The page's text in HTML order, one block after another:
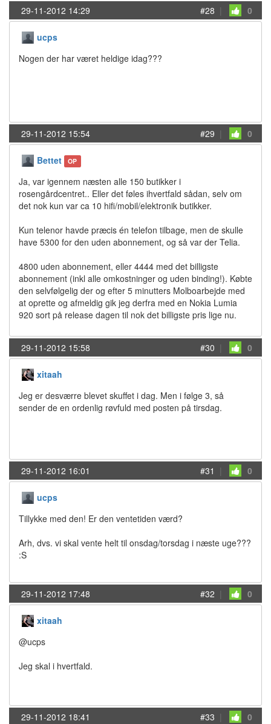
29-11-2012 14:29 #28 | 0
ucps
Nogen der har været heldige idag???
29-11-2012 15:54 #29 | 0
Bettet OP
Ja, var igennem næsten alle 150 butikker i
rosengårdcentret.. Eller det føles ihvertfald sådan, selv om
det nok kun var ca 10 hifi/mobil/elektronik butikker.
Kun telenor havde præcis én telefon tilbage, men de skulle
have 5300 for den uden abonnement, og så var der Telia.
4800 uden abonnement, eller 4444 med det billigste
abonnement (inkl alle omkostninger og uden binding!). Købte
den selvfølgelig der og efter 5 minutters Molboarbejde med
at oprette og afmeldig gik jeg derfra med en Nokia Lumia
920 sort på release dagen til nok det billigste pris lige nu.
29-11-2012 15:58 #30 | 0
xitaah
Jeg er desværre blevet skuffet i dag. Men i følge 3, så
sender de en ordenlig røvfuld med posten på tirsdag.
29-11-2012 16:01 #31 | 0
ucps
Tillykke med den! Er den ventetiden værd?
Arh, dvs. vi skal vente helt til onsdag/torsdag i næste uge???
:S
29-11-2012 17:48 #32 | 0
xitaah
@ucps
Jeg skal i hvertfald.
29-11-2012 18:41 #33 | 0